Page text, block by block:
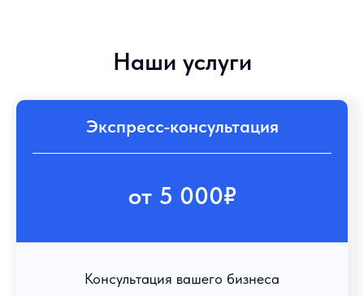
Наши услуги
Экспресс-консультация
от 5 000₽
Консультация вашего бизнеса